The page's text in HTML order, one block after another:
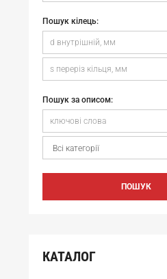
Пошук кілець:
Пошук за описом:
ПОШУК
КАТАЛОГ